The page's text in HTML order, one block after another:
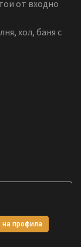
от входно
хол, баня с
на профила